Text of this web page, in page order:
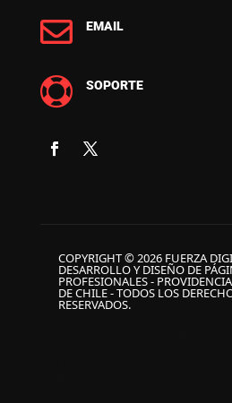
 EMAIL
 SOPORTE
COPYRIGHT © 2026 FUERZA
DESARROLLO Y DISEÑO DE
PROFESIONALES -
DE CHILE - TODOS LOS
RESERVADOS.